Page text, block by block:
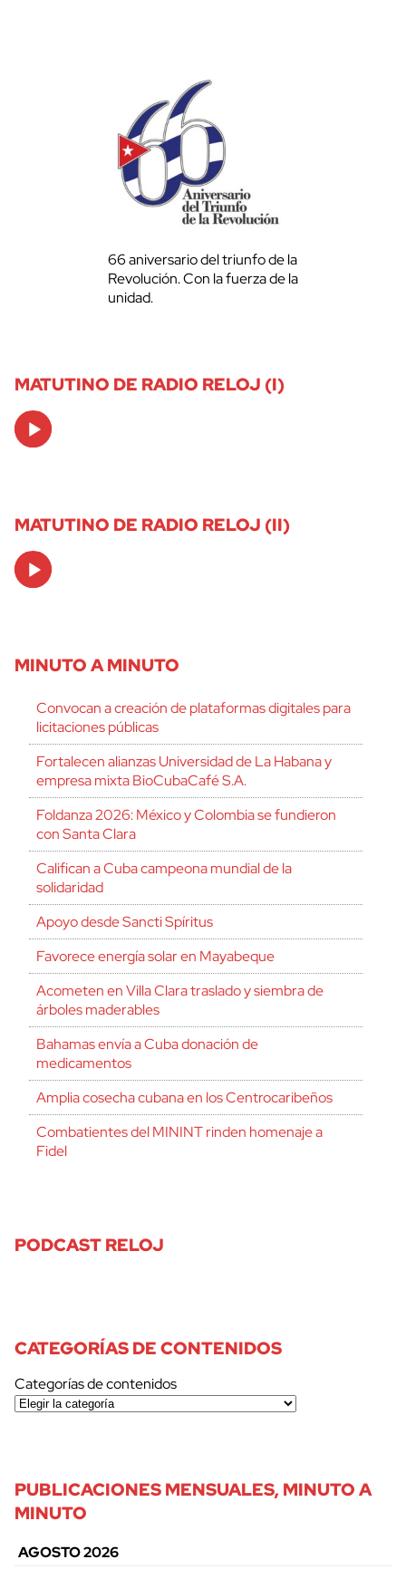
66 aniversario del triunfo de la
Revolución. Con la fuerza de la
unidad.
MATUTINO DE RADIO RELOJ (I)
Audio
Player
MATUTINO DE RADIO RELOJ (II)
Audio
Player
MINUTO A MINUTO
Convocan a creación de plataformas digitales para
licitaciones públicas
Fortalecen alianzas Universidad de La Habana y
empresa mixta BioCubaCafé S.A.
Foldanza 2026: México y Colombia se fundieron
con Santa Clara
Califican a Cuba campeona mundial de la
solidaridad
Apoyo desde Sancti Spíritus
Favorece energía solar en Mayabeque
Acometen en Villa Clara traslado y siembra de
árboles maderables
Bahamas envía a Cuba donación de
medicamentos
Amplia cosecha cubana en los Centrocaribeños
Combatientes del MININT rinden homenaje a
Fidel
PODCAST RELOJ
CATEGORÍAS DE CONTENIDOS
Categorías de contenidos
PUBLICACIONES MENSUALES, MINUTO A
MINUTO
AGOSTO 2026